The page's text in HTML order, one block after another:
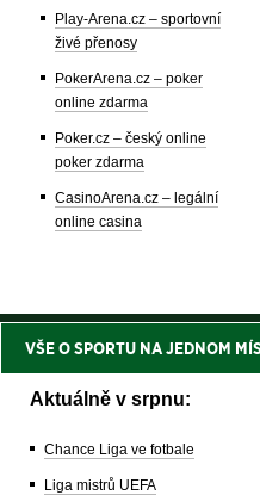
Play-Arena.cz – sportovní
živé přenosy
PokerArena.cz – poker
online zdarma
Poker.cz – český online
poker zdarma
CasinoArena.cz – legální
online casina
VŠE O SPORTU NA JEDNOM
Aktuálně v srpnu:
Chance Liga ve fotbale
Liga mistrů UEFA